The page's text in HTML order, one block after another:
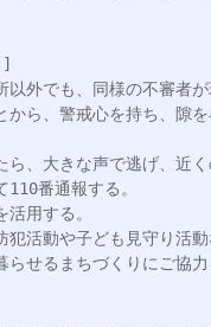
以外でも、同様の不審者
から、警戒心を持ち、隙
ら、大きな声で逃げ、近
110番通報する。
活用する。
犯活動や子ども見守り活
らせるまちづくりにご協